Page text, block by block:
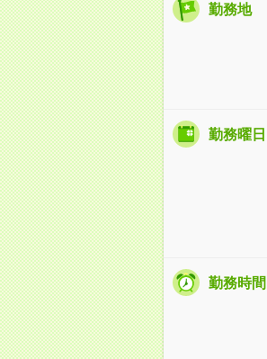
勤務地
勤務曜日
勤務時間